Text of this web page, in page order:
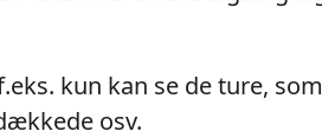
kun kan se de ture,
osv.